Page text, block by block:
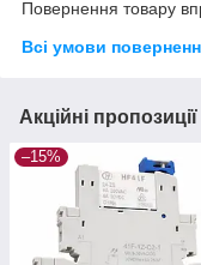
Повернення товару
Всі умови
Акційні
–15%